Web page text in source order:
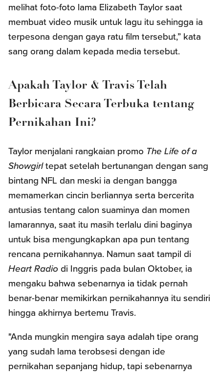
melihat foto-foto lama Elizabeth Taylor saat
membuat video musik untuk lagu itu sehingga ia
terpesona dengan gaya ratu film tersebut,” kata
sang orang dalam kepada media tersebut.
Apakah Taylor & Travis Telah
Berbicara Secara Terbuka tentang
Pernikahan Ini?
Taylor menjalani rangkaian promo The Life of a
Showgirltepat setelah bertunangan dengan sang
bintang NFL dan meski ia dengan bangga
memamerkan cincin berliannya serta bercerita
antusias tentang calon suaminya dan momen
lamarannya, saat itu masih terlalu dini baginya
untuk bisa mengungkapkan apa pun tentang
rencana pernikahannya. Namun saat tampil di
Heart Radio di Inggris pada bulan Oktober, ia
mengaku bahwa sebenarnya ia tidak pernah
benar-benar memikirkan pernikahannya itu sendiri
hingga akhirnya bertemu Travis.
"Anda mungkin mengira saya adalah tipe orang
yang sudah lama terobsesi dengan ide
pernikahan sepanjang hidup, tapi sebenarnya